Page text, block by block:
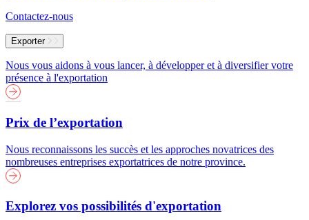
Contactez-nous
Exporter
Nous vous aidons à vous lancer, à développer et à diversifier votre
présence à l'exportation
Prix de l’exportation
Nous reconnaissons les succès et les approches novatrices des
nombreuses entreprises exportatrices de notre province.
Explorez vos possibilités d'exportation